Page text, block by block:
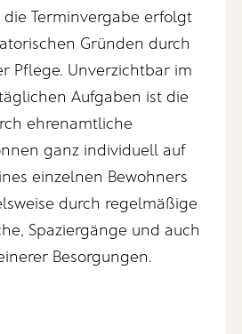
Terminvergabe erfolgt
Gründen durch
Pflege. Unverzichtbar im
Aufgaben ist die
ehrenamtliche
ganz individuell auf
einzelnen Bewohners
durch regelmäßige
Spaziergänge und auch
Besorgungen.